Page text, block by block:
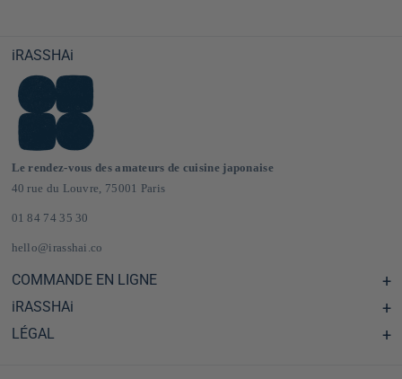
iRASSHAi
Le rendez-vous des amateurs de cuisine japonaise
40 rue du Louvre, 75001 Paris
01 84 74 35 30
hello@irasshai.co
COMMANDE EN LIGNE
Centre d'aide & FAQ
Livraison et frais de port en France & Europe
iRASSHAi
Les horaires du 40 rue du Louvre, Paris
LÉGAL